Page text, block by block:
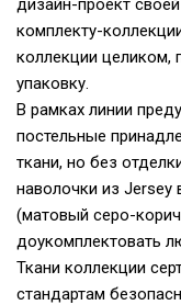
дизайн-проект
комплекту-
коллекции целиком,
упаковку.
В рамках линии
постельные
ткани, но без
наволочки из Jersey
(матовый серо-
доукомплектовать
Ткани коллекции
стандартам